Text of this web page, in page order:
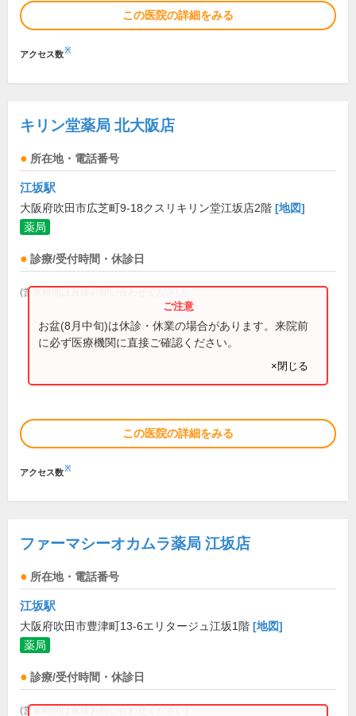
この医院の詳細をみる
アクセス数※
キリン堂薬局 北大阪店
所在地・電話番号
江坂駅
大阪府吹田市広芝町9-18クスリキリン堂江坂店2階 [地図]
薬局
診療/受付時間・休診日
(営業時間は直接お問い合わせください)
お盆(8月中旬)は休診・休業の場合があります。来院前
に必ず医療機関に直接ご確認ください。
×閉じる
この医院の詳細をみる
アクセス数※
ファーマシーオカムラ薬局 江坂店
所在地・電話番号
江坂駅
大阪府吹田市豊津町13-6エリタージュ江坂1階 [地図]
薬局
診療/受付時間・休診日
(営業時間は直接お問い合わせください)